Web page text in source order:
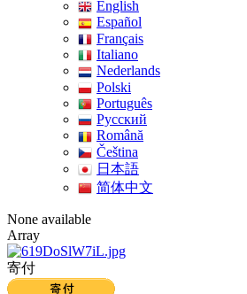
English
Español
Français
Italiano
Nederlands
Polski
Português
Pусский
Română
Čeština
日本語
简体中文
None available
Array
寄付